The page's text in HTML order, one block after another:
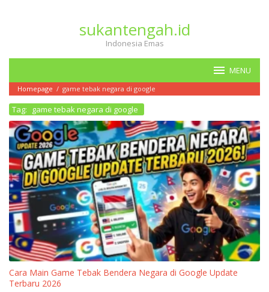
sukantengah.id
Indonesia Emas
MENU
Homepage / game tebak negara di google
Tag: game tebak negara di google
Cara Main Game Tebak Bendera Negara di Google Update
Terbaru 2026